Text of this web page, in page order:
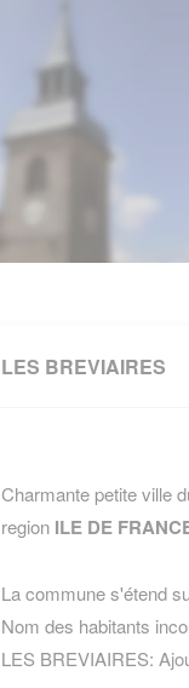
LES BREVIAIRES
Charmante petite ville
region ILE DE
La commune s'étend
Nom des habitants
LES BREVIAIRES: